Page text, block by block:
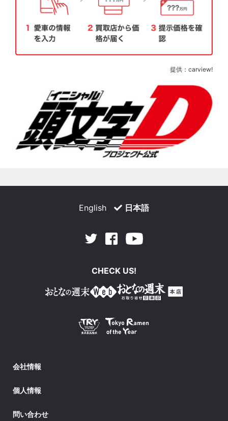
提供：carview!
English 日本語
Twitter Facebook
CHECK US!
会社情報
個人情報
問い合わせ